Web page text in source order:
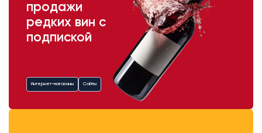
продажи
редких вин с
подпиской
Интернет-магазины Сайты